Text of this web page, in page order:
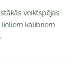
veiktspējas
kalibriem